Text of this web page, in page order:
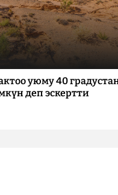
уюму 40
деп эскертти